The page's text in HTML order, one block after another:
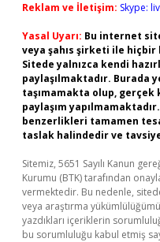
Reklam ve İletişim: Skype:
Yasal Uyarı: Bu internet
veya şahıs şirketi ile hiçbir
Sitede yalnızca kendi
paylaşılmaktadır. Burada
taşımamakta olup, gerçek
paylaşım
benzerlikleri tamamen
taslak halindedir ve
Sitemiz, 5651 Sayılı Kanun
Kurumu (BTK) tarafından
vermektedir. Bu nedenle,
veya araştırma
yazdıkları içeriklerin
bu sorumluluğu kabul etmiş